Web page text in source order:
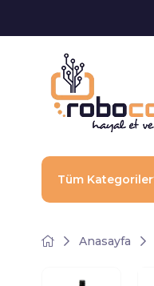
Tüm Kategoriler
Anasayfa